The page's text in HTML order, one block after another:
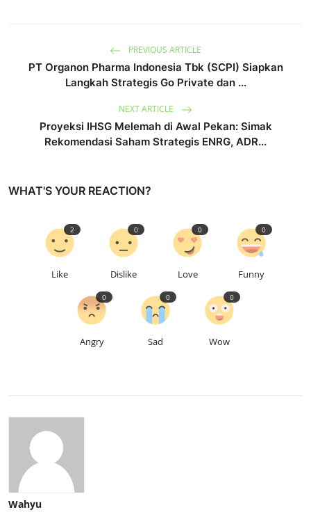
PREVIOUS ARTICLE
PT Organon Pharma Indonesia Tbk (SCPI) Siapkan
Langkah Strategis Go Private dan ...
NEXT ARTICLE
Proyeksi IHSG Melemah di Awal Pekan: Simak
Rekomendasi Saham Strategis ENRG, ADR...
WHAT'S YOUR REACTION?
Like
2
Dislike
0
Love
0
Funny
0
Angry
0
Sad
0
Wow
0
Wahyu